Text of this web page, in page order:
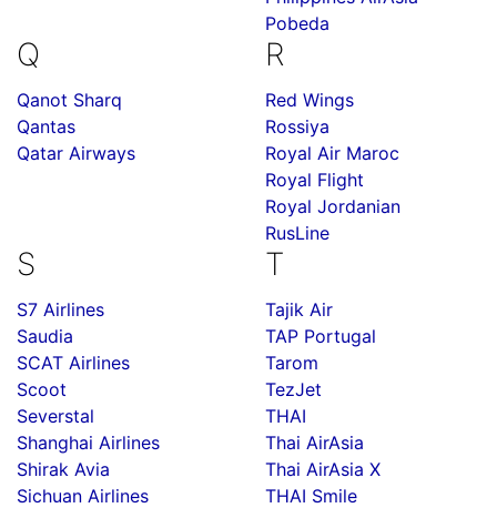
Pobeda
Q
Qanot Sharq
Qantas
Qatar Airways
R
Red Wings
Rossiya
Royal Air Maroc
Royal Flight
Royal Jordanian
RusLine
S
S7 Airlines
Saudia
SCAT Airlines
Scoot
Severstal
Shanghai Airlines
Shirak Avia
Sichuan Airlines
T
Tajik Air
TAP Portugal
Tarom
TezJet
THAI
Thai AirAsia
Thai AirAsia X
THAI Smile